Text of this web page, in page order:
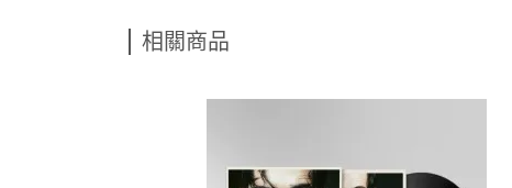
相關商品